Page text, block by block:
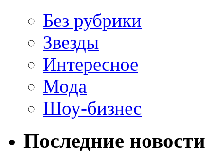
Без рубрики
Звезды
Интересное
Мода
Шоу-бизнес
Последние новости